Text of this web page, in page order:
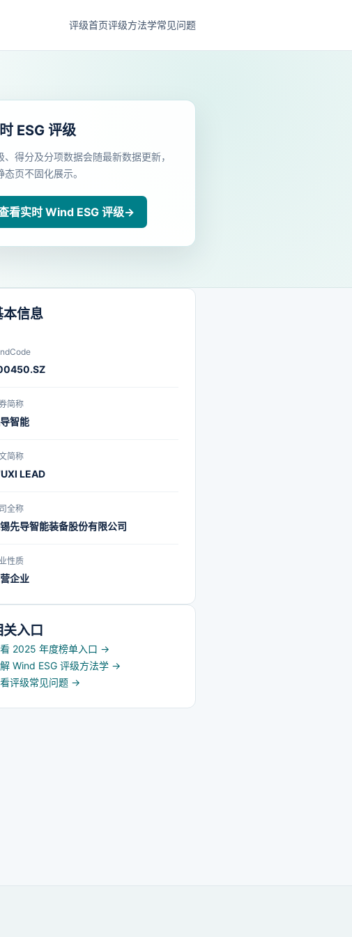
评级首页评级方法学常见问题
ESG 评级
、得分及分项数据会随最新数据更新，
态页不固化展示。
看实时 Wind ESG 评级→
本信息
简称
智能
简称
LEAD
全称
先导智能装备股份有限公司
性质
企业
关入口
2025 年度榜单入口 →
Wind ESG 评级方法学 →
评级常见问题 →